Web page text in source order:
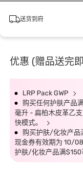
送货到府
优惠 (赠品送完
LRP Pack GWP
购买任何护肤产品
毫升 - 扁柏木皮革乙
快模式。
购买护肤/化妆产品
现金券有效期为 10/
护肤/化妆产品满$150